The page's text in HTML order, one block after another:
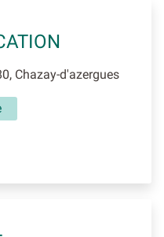
Chazay-d'azergues